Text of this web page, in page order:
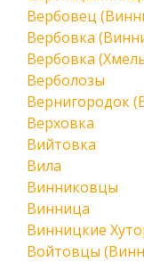
Вербовец
Вербовка
Вербовка
Верболозы
Вернигородок
Верховка
Вийтовка
Вила
Винниковцы
Винница
Винницкие
Войтовцы